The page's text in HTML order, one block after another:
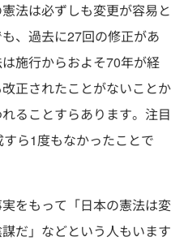
法は必ずしも変更が容易と
、過去に27回の修正があ
施行からおよそ70年が経
正されたことがないことか
ることすらあります。注目
ら1度もなかったことで
をもって「日本の憲法は変
だ」などという人もいます